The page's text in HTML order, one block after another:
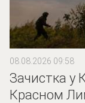
08.08.2026 09:58
Зачистка у
Красном